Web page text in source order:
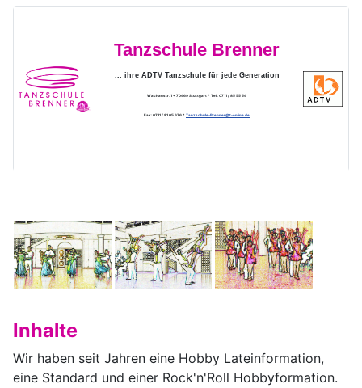
Tanzschule Brenner
... ihre ADTV Tanzschule für jede Generation
Wachaustr. 1 * 70469 Stuttgart * Tel.: 0711 / 85 55 54
Fax: 0711 / 81 05 676 * Tanzschule-Brenner@t-online.de
Inhalte
Wir haben seit Jahren eine Hobby Lateinformation,
eine Standard und einer Rock'n'Roll Hobbyformation.